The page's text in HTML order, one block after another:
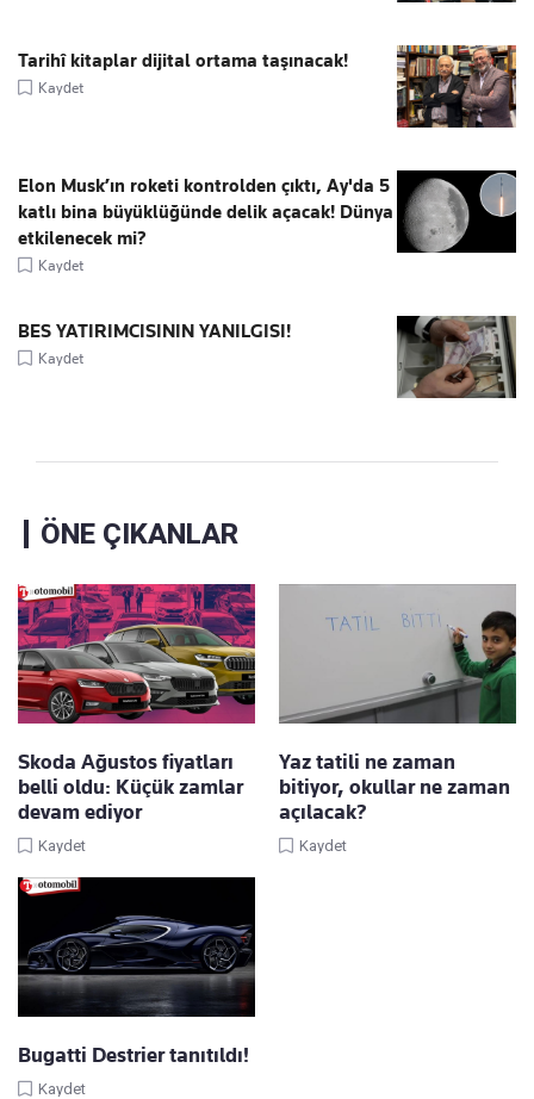
Tarihî kitaplar dijital ortama taşınacak!
Kaydet
Elon Musk’ın roketi kontrolden çıktı, Ay'da 5
katlı bina büyüklüğünde delik açacak! Dünya
etkilenecek mi?
Kaydet
BES YATIRIMCISININ YANILGISI!
Kaydet
ÖNE ÇIKANLAR
Skoda Ağustos fiyatları
belli oldu: Küçük zamlar
devam ediyor
Kaydet
Yaz tatili ne zaman
bitiyor, okullar ne zaman
açılacak?
Kaydet
Bugatti Destrier tanıtıldı!
Kaydet